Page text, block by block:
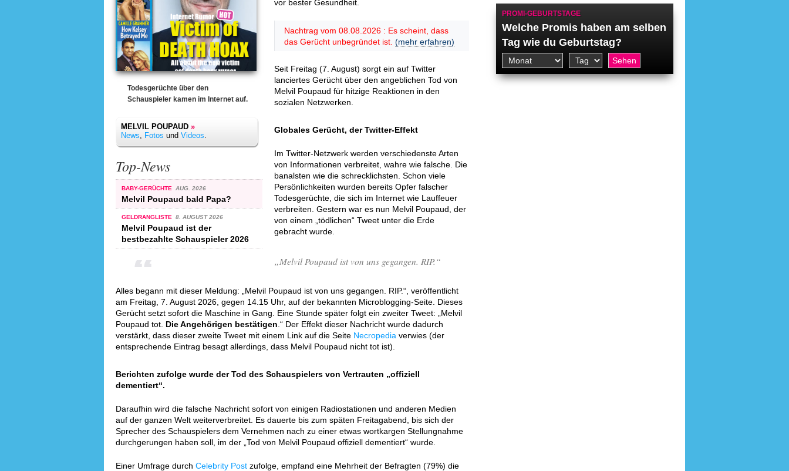
Todesgerüchte über den
Schauspieler kamen im Internet auf.
MELVIL POUPAUD »
News, Fotos und Videos.
Top-News
BABY-GERÜCHTE AUG. 2026
Melvil Poupaud bald Papa?
GELDRANGLISTE 8. AUGUST 2026
Melvil Poupaud ist der
bestbezahlte Schauspieler 2026
vor bester Gesundheit.
Nachtrag vom 08.08.2026 : Es scheint, dass
das Gerücht unbegründet ist. (mehr erfahren)
Seit Freitag (7. August) sorgt ein auf Twitter
lanciertes Gerücht über den angeblichen Tod von
Melvil Poupaud für hitzige Reaktionen in den
sozialen Netzwerken.
Globales Gerücht, der Twitter-Effekt
Im Twitter-Netzwerk werden verschiedenste Arten
von Informationen verbreitet, wahre wie falsche. Die
banalsten wie die schrecklichsten. Schon viele
Persönlichkeiten wurden bereits Opfer falscher
Todesgerüchte, die sich im Internet wie Lauffeuer
verbreiten. Gestern war es nun Melvil Poupaud, der
von einem „tödlichen“ Tweet unter die Erde
gebracht wurde.
„Melvil Poupaud ist von uns gegangen. RIP.“
Alles begann mit dieser Meldung: „Melvil Poupaud ist von uns gegangen. RIP.“, veröffentlicht
am Freitag, 7. August 2026, gegen 14.15 Uhr, auf der bekannten Microblogging-Seite. Dieses
Gerücht setzt sofort die Maschine in Gang. Eine Stunde später folgt ein zweiter Tweet: „Melvil
Poupaud tot. Die Angehörigen bestätigen .“ Der Effekt dieser Nachricht wurde dadurch
verstärkt, dass dieser zweite Tweet mit einem Link auf die Seite Necropedia verwies (der
entsprechende Eintrag besagt allerdings, dass Melvil Poupaud nicht tot ist).
Berichten zufolge wurde der Tod des Schauspielers von Vertrauten „offiziell
dementiert“.
Daraufhin wird die falsche Nachricht sofort von einigen Radiostationen und anderen Medien
auf der ganzen Welt weiterverbreitet. Es dauerte bis zum späten Freitagabend, bis sich der
Sprecher des Schauspielers dem Vernehmen nach zu einer etwas wortkargen Stellungnahme
durchgerungen haben soll, im der „Tod von Melvil Poupaud offiziell dementiert“ wurde.
Einer Umfrage durch Celebrity Post zufolge, empfand eine Mehrheit der Befragten (79%) die
PROMI-GEBURTSTAGE
Welche Promis haben am selben
Tag wie du Geburtstag?